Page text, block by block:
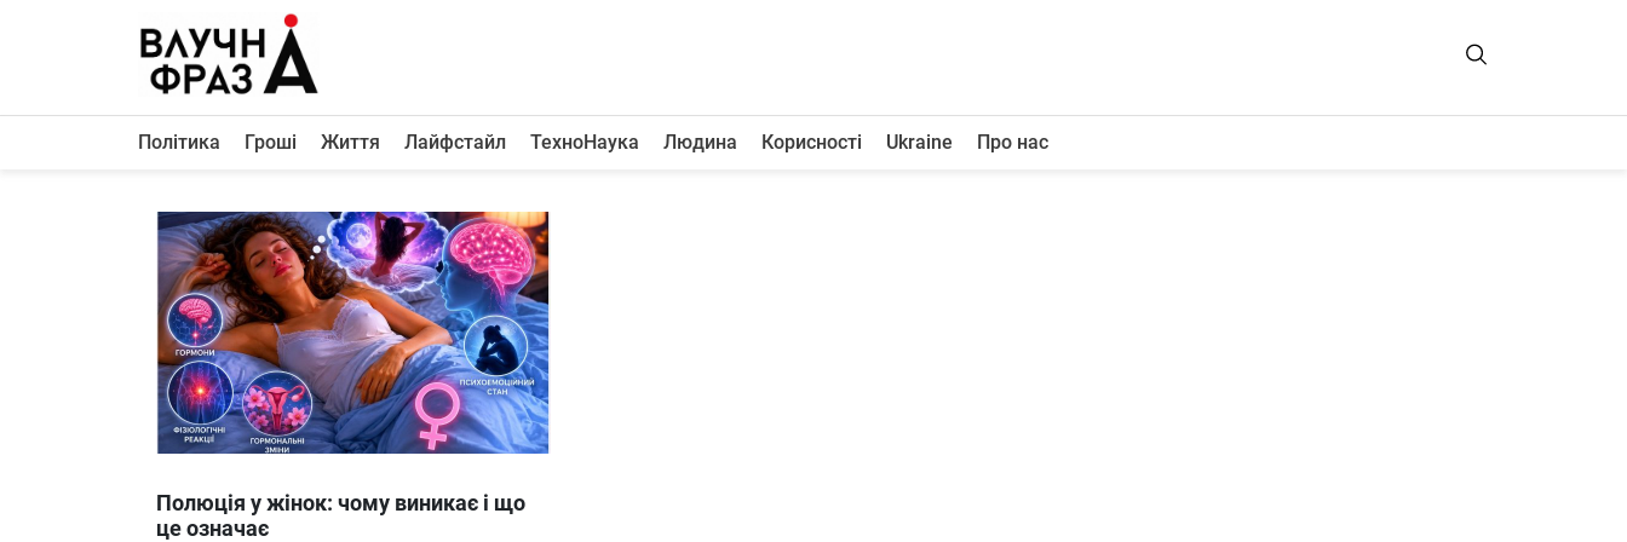
Політика
Життя
Лайфстайл
ТехноНаука
Людина
Корисності
Про нас
Політика Гроші Життя Лайфстайл ТехноНаука Людина Корисності Ukraine Про нас
Полюція у жінок: чому виникає і що
це означає